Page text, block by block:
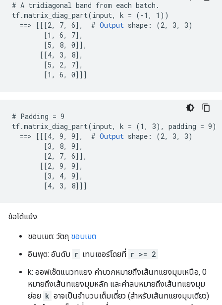
# A tridiagonal band from each batch.
tf.matrix_diag_part(input, k = (-1, 1))
  ==> [[[2, 7, 6],  #
Output shape: (2, 3, 3)
        [1, 6, 7],
        [5, 8, 0]],
       [[4, 3, 8],
        [5, 2, 7],
        [1, 6, 0]]]
# Padding = 9
tf.matrix_diag_part(input, k = (1, 3), padding = 9)
  ==> [[[4, 9, 9],  #
Output shape: (2, 3, 3)
        [3, 8, 9],
        [2, 7, 6]],
       [[2, 9, 9],
        [3, 4, 9],
        [4, 3, 8]]]
ข้อโต้แย้ง:
ขอบเขต: วัตถุ ขอบเขต
อินพุต: อันดับ r เทนเซอร์โดยที่ r >= 2
k: ออฟเซ็ตแนวทแยง ค่าบวกหมายถึงเส้นทแยงมุมเหนือ, 0
หมายถึงเส้นทแยงมุมหลัก และค่าลบหมายถึงเส้นทแยงมุม
ย่อย k อาจเป็นจำนวนเต็มเดี่ยว (สำหรับเส้นทแยงมุมเดียว)